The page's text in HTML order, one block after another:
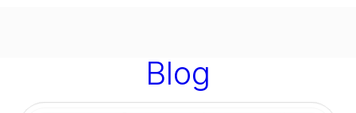
Blog